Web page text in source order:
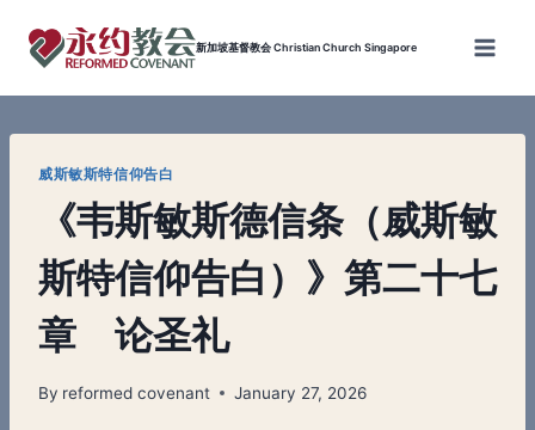
新加坡基督教会 Christian Church Singapore
威斯敏斯特信仰告白
《韦斯敏斯德信条（威斯敏
斯特信仰告白）》第二十七
章 论圣礼
By reformed covenant January 27, 2026